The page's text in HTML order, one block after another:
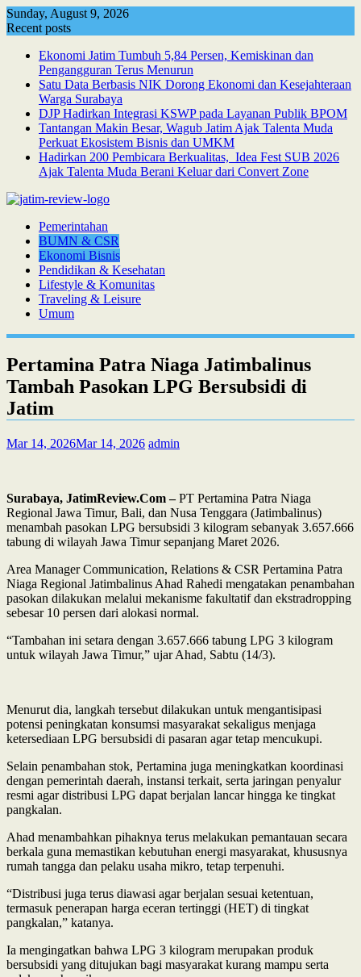
Skip
to
Sunday, August 9, 2026
Recent posts
Ekonomi Jatim Tumbuh 5,84 Persen, Kemiskinan dan
Pengangguran Terus Menurun
Satu Data Berbasis NIK Dorong Ekonomi dan Kesejahteraan
Warga Surabaya
DJP Hadirkan Integrasi KSWP pada Layanan Publik BPOM
Tantangan Makin Besar, Wagub Jatim Ajak Talenta Muda
Perkuat Ekosistem Bisnis dan UMKM
Hadirkan 200 Pembicara Berkualitas, Idea Fest SUB 2026
Ajak Talenta Muda Berani Keluar dari Convert Zone
Pemerintahan
BUMN & CSR
Ekonomi Bisnis
Pendidikan & Kesehatan
Lifestyle & Komunitas
Traveling & Leisure
Umum
Pertamina Patra Niaga Jatimbalinus
Tambah Pasokan LPG Bersubsidi di
Jatim
Mar 14, 2026Mar 14, 2026 admin
Surabaya, JatimReview.Com –PT Pertamina Patra Niaga
Regional Jawa Timur, Bali, dan Nusa Tenggara (Jatimbalinus)
menambah pasokan LPG bersubsidi 3 kilogram sebanyak 3.657.666
tabung di wilayah Jawa Timur sepanjang Maret 2026.
Area Manager Communication, Relations & CSR Pertamina Patra
Niaga Regional Jatimbalinus Ahad Rahedi mengatakan penambahan
pasokan dilakukan melalui mekanisme fakultatif dan ekstradropping
sebesar 10 persen dari alokasi normal.
“Tambahan ini setara dengan 3.657.666 tabung LPG 3 kilogram
untuk wilayah Jawa Timur,” ujar Ahad, Sabtu (14/3).
Menurut dia, langkah tersebut dilakukan untuk mengantisipasi
potensi peningkatan konsumsi masyarakat sekaligus menjaga
ketersediaan LPG bersubsidi di pasaran agar tetap mencukupi.
Selain penambahan stok, Pertamina juga meningkatkan koordinasi
dengan pemerintah daerah, instansi terkait, serta jaringan penyalur
resmi agar distribusi LPG dapat berjalan lancar hingga ke tingkat
pangkalan.
Ahad menambahkan pihaknya terus melakukan pemantauan secara
berkala guna memastikan kebutuhan energi masyarakat, khususnya
rumah tangga dan pelaku usaha mikro, tetap terpenuhi.
“Distribusi juga terus diawasi agar berjalan sesuai ketentuan,
termasuk penerapan harga eceran tertinggi (HET) di tingkat
pangkalan,” katanya.
Ia mengingatkan bahwa LPG 3 kilogram merupakan produk
bersubsidi yang ditujukan bagi masyarakat kurang mampu serta